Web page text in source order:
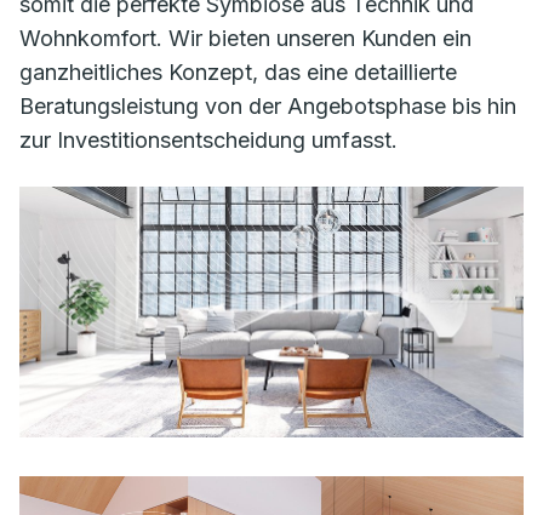
Wohnkomfort. Wir bieten unseren Kunden ein
ganzheitliches Konzept, das eine detaillierte
Beratungsleistung von der Angebotsphase bis hin
zur Investitionsentscheidung umfasst.